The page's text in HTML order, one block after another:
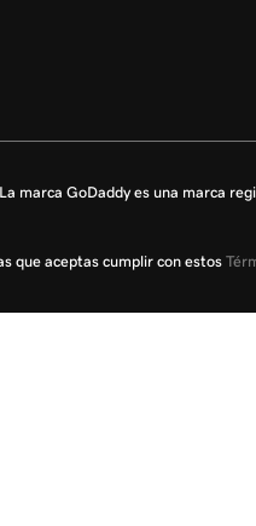
marca GoDaddy es una marca
que aceptas cumplir con estos